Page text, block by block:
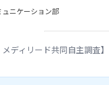
ュニケーション部
メディリード共同自主調査